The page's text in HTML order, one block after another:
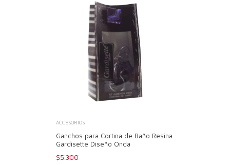
ACCESORIOS
Ganchos para Cortina de Baño Resina
Gardisette Diseño Onda
$5.300